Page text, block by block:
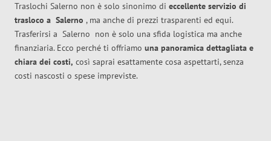
Traslochi Salerno non è solo sinonimo di eccellente servizio di
trasloco a Salerno , ma anche di prezzi trasparenti ed equi.
Trasferirsi a Salerno non è solo una sfida logistica ma anche
finanziaria. Ecco perché ti offriamo una panoramica dettagliata e
chiara dei costi, così saprai esattamente cosa aspettarti, senza
costi nascosti o spese impreviste.